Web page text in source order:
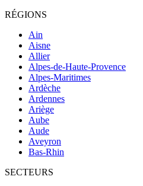
RÉGIONS
Ain
Aisne
Allier
Alpes-de-Haute-Provence
Alpes-Maritimes
Ardèche
Ardennes
Ariège
Aube
Aude
Aveyron
Bas-Rhin
SECTEURS